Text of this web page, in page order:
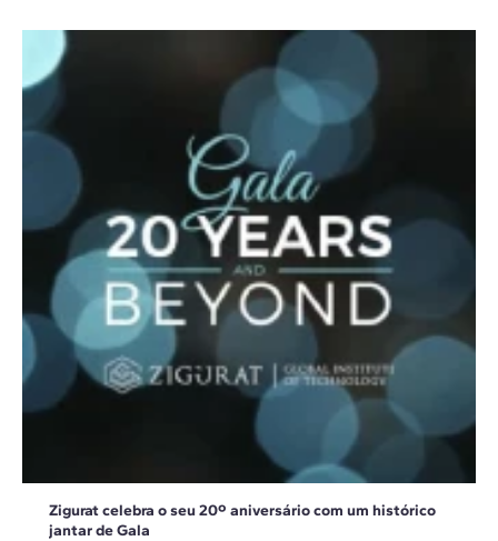
Zigurat celebra o seu 20º aniversário com um histórico
jantar de Gala